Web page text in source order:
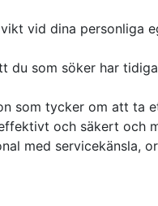
vid dina personliga
du som söker har
som tycker om att ta
och säkert och
med servicekänsla,